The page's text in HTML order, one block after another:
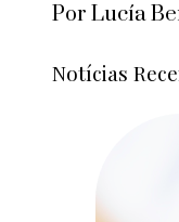
Por Lucía
Notícias